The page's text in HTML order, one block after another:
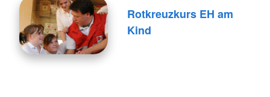
Rotkreuzkurs EH am
Kind